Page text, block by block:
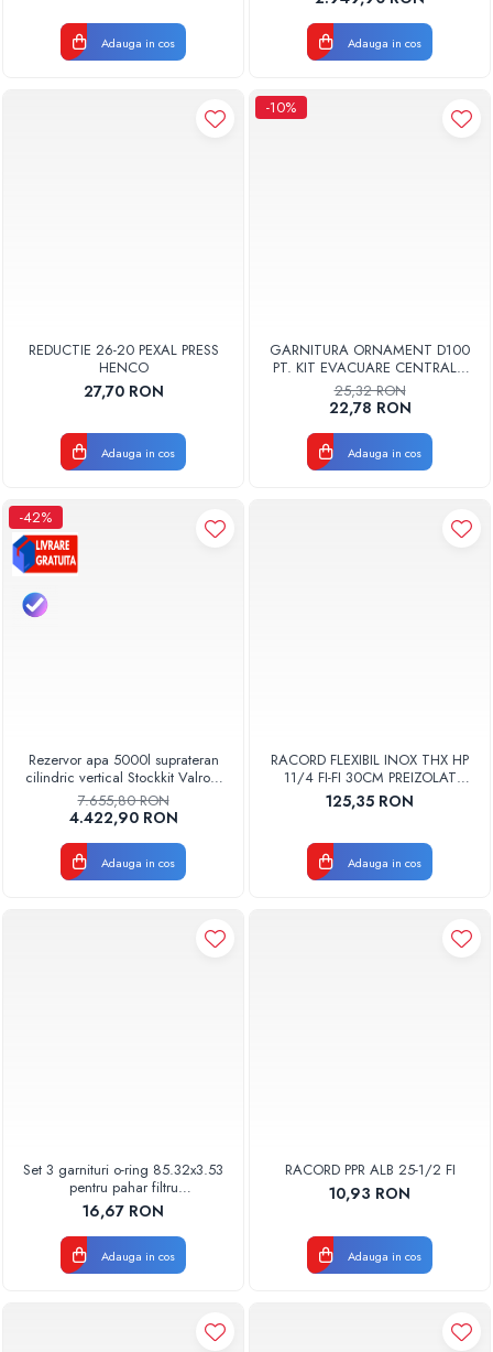
Adauga in cos Adauga in cos
REDUCTIE 26-20 PEXAL PRESS
HENCO
27,70 RON
Adauga in cos
-10%
GARNITURA ORNAMENT D100
PT. KIT EVACUARE CENTRALA
FGGE100
25,32 RON
22,78 RON
Adauga in cos
-42%
Rezervor apa 5000l suprateran
cilindric vertical Stockkit Valrom
49020150000
7.655,80 RON
4.422,90 RON
Adauga in cos
RACORD FLEXIBIL INOX THX HP
11/4 FI-FI 30CM PREIZOLAT
PENTRU POMPA DE CALDURA -
THX
125,35 RON
Adauga in cos
Set 3 garnituri o-ring 85.32x3.53
pentru pahar filtru
AQUA06030000000
16,67 RON
Adauga in cos
RACORD PPR ALB 25-1/2 FI
10,93 RON
Adauga in cos